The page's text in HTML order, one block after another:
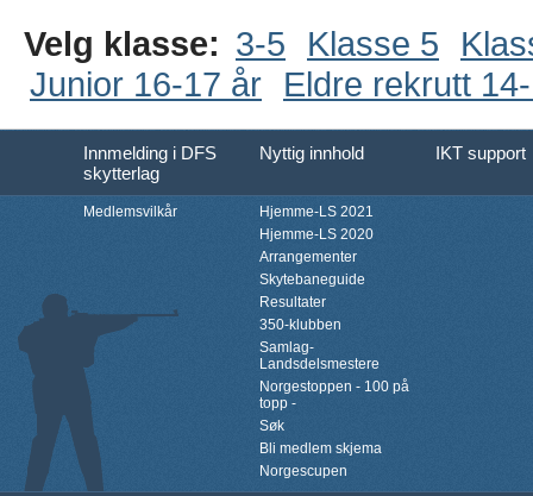
Velg klasse: 3-5 Klasse 5
Junior 16-17 år
Eldre rekrutt
Innmelding i DFS
skytterlag
Nyttig innhold IKT support
Medlemsvilkår
Hjemme-LS 2021
Hjemme-LS 2020
Arrangementer
Skytebaneguide
Resultater
350-klubben
Samlag-
Landsdelsmestere
Norgestoppen - 100 på
topp -
Søk
Bli medlem skjema
Norgescupen